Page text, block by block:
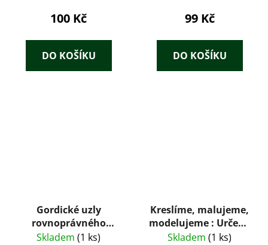
100 Kč
DO KOŠÍKU
99 Kč
DO KOŠÍKU
Gordické uzly
rovnoprávného
párového
Skladem (1 ks)
Kreslíme, malujeme,
modelujeme : Určeno
učitelkám
Skladem (1 ks)